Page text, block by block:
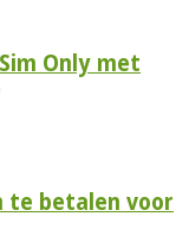
Only met
te betalen voor